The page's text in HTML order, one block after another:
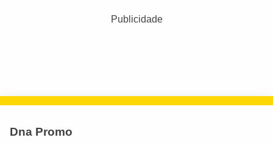
Publicidade
Dna Promo